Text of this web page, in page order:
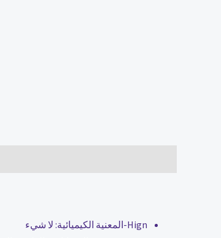
Hign-المعنية الكيميائية:
لا شيء